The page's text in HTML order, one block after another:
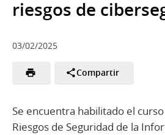
riesgos de
03/02/2025
Compartir
Se encuentra habilitado el
Riesgos de Seguridad de la